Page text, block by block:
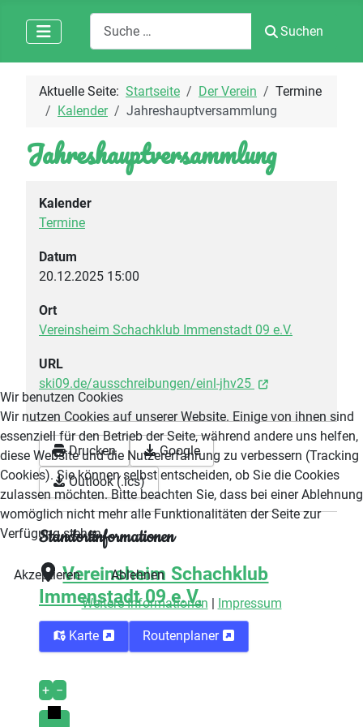
Suchen
Suchen
Aktuelle Seite: Startseite Der Verein
Termine
Kalender
Jahreshauptversammlung
Jahreshauptversammlung
Kalender
Termine
Datum
20.12.2025 15:00
Ort
Vereinsheim Schachklub Immenstadt 09 e.V.
URL
ski09.de/ausschreibungen/einl-jhv25
Drucken Google
Outlook (.ics)
Standortinformationen
Vereinsheim Schachklub
Immenstadt 09 e.V.
Karte Routenplaner
+ −
Wir benutzen Cookies
Wir nutzen Cookies auf unserer Website. Einige von ihnen sind
essenziell für den Betrieb der Seite, während andere uns helfen,
diese Website und die Nutzererfahrung zu verbessern (Tracking
Cookies). Sie können selbst entscheiden, ob Sie die Cookies
zulassen möchten. Bitte beachten Sie, dass bei einer Ablehnung
womöglich nicht mehr alle Funktionalitäten der Seite zur
Verfügung stehen.
Akzeptieren
Ablehnen
Weitere Informationen | Impressum